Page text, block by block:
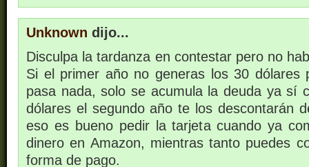
Unknown dijo...
Disculpa la tardanza en contestar pero no
Si el primer año no generas los 30 dólares
pasa nada, solo se acumula la deuda ya sí
dólares el segundo año te los descontarán
eso es bueno pedir la tarjeta cuando ya
dinero en Amazon, mientras tanto puedes
forma de pago.